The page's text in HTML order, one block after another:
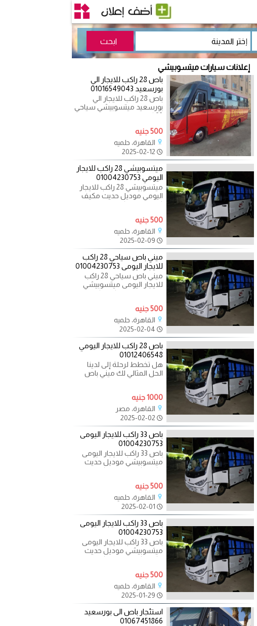
إعلانات سيارات ميتسوبيشي
باص 28 راكب للايجار الي
بورسعيد 01016549043
باص 28 راكب للايجار الي
بورسعيد ميتسوبيشي سياحي
33 كرسي للايجار اليومي
متحركه
500 جنيه
القاهرة، حلميه
2025-02-12
ميتسوبيشي 28 راكب للايجار
اليومي 01004230753
ميتسوبيشي 28 راكب للايجار
اليومي موديل حديث مكيف
كراسي متحركه مريحه سقف
500 جنيه
القاهرة، حلميه
2025-02-09
ميني باص سياحي 28 راكب
للايجار اليومى 01004230753
ميني باص سياحي 28 راكب
للايجار اليومى ميتسوبيشي
موديل حيدث مكيف كراسي
خزنة
500 جنيه
القاهرة، حلميه
2025-02-04
باص 28 راكب للايجار اليومي
01012406548
هل تخطط لرحلة إلى لدينا
الحل المثالي لك ميني باص
1000 جنيه
القاهرة، مصر
2025-02-02
باص 33 راكب للايجار اليومى
01004230753
باص 33 راكب للايجار اليومى
ميتسوبيشي موديل حديث
مكيف كراسي متحركه مريحه
ستائر
500 جنيه
القاهرة، حلميه
2025-02-01
باص 33 راكب للايجار اليومى
01004230753
باص 33 راكب للايجار اليومى
ميتسوبيشي موديل حديث
مكيف كراسي متحركه مريحه
ستائر
500 جنيه
القاهرة، حلميه
2025-01-29
استئجار باص الى بورسعيد
01067451866